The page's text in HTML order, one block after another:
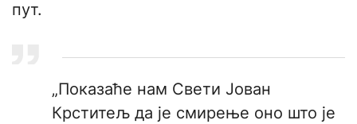
пут.
„Показаће нам Свети Јован
Крститељ да је смирење оно што је